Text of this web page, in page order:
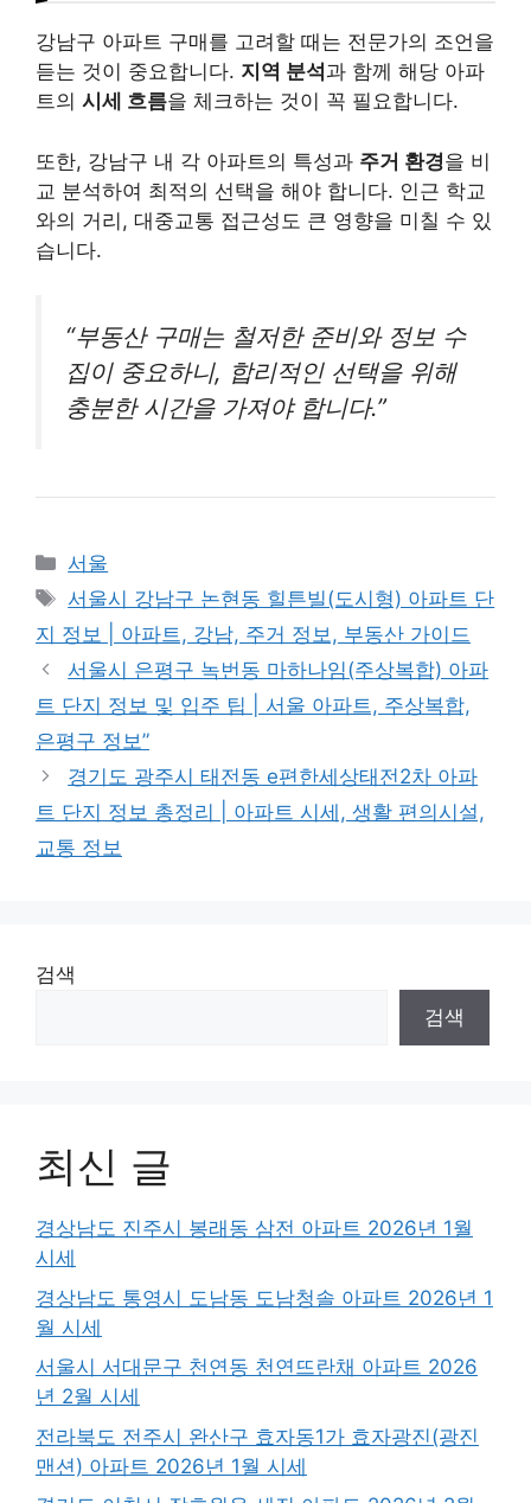
강남구 아파트 구매를 고려할 때는 전문가의 조언을
듣는 것이 중요합니다. 지역 분석 과 함께 해당 아파
트의 시세 흐름을 체크하는 것이 꼭 필요합니다.
또한, 강남구 내 각 아파트의 특성과 주거 환경을 비
교 분석하여 최적의 선택을 해야 합니다. 인근 학교
와의 거리, 대중교통 접근성도 큰 영향을 미칠 수 있
습니다.
“부동산 구매는 철저한 준비와 정보 수
집이 중요하니, 합리적인 선택을 위해
충분한 시간을 가져야 합니다.”
Categories
서울
Tags
서울시 강남구 논현동 힐튼빌(도시형) 아파트 단
지 정보 | 아파트, 강남, 주거 정보, 부동산 가이드
서울시 은평구 녹번동 마하나임(주상복합) 아파
트 단지 정보 및 입주 팁 | 서울 아파트, 주상복합,
은평구 정보”
경기도 광주시 태전동 e편한세상태전2차 아파
트 단지 정보 총정리 | 아파트 시세, 생활 편의시설,
교통 정보
검색
검색
최신 글
경상남도 진주시 봉래동 삼전 아파트 2026년 1월
시세
경상남도 통영시 도남동 도남청솔 아파트 2026년 1
월 시세
서울시 서대문구 천연동 천연뜨란채 아파트 2026
년 2월 시세
전라북도 전주시 완산구 효자동1가 효자광진(광진
맨션) 아파트 2026년 1월 시세